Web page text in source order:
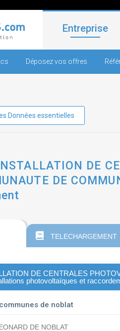
Entreprise
Déposez vos offres
Données essentielles
DE
DE
TELECHARGEMENT
DE CENTRALES
photovoltaïques et
de noblat
DE NOBLAT